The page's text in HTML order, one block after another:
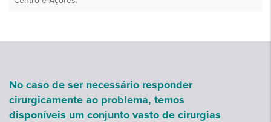
No caso de ser necessário responder
cirurgicamente ao problema, temos
disponíveis um conjunto vasto de cirurgias